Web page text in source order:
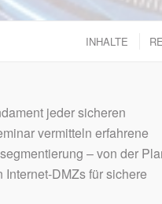
INHALTE
jeder sicheren
vermitteln erfahrene
– von der
DMZs für sichere